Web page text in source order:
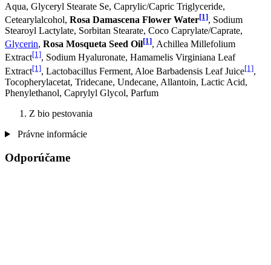
Aqua, Glyceryl Stearate Se, Caprylic/Capric Triglyceride,
Cetearylalcohol, Rosa Damascena Flower Water[1], Sodium
Stearoyl Lactylate, Sorbitan Stearate, Coco Caprylate/Caprate,
Glycerin, Rosa Mosqueta Seed Oil[1], Achillea Millefolium
Extract[1], Sodium Hyaluronate, Hamamelis Virginiana Leaf
Extract[1], Lactobacillus Ferment, Aloe Barbadensis Leaf Juice[1],
Tocopherylacetat, Tridecane, Undecane, Allantoin, Lactic Acid,
Phenylethanol, Caprylyl Glycol, Parfum
Z bio pestovania
Právne informácie
Odporúčame